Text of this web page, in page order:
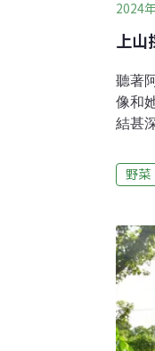
2024
上山
聽著
像和
結甚
起火
料理
流傳
下傳
者和
式，
自然
字，
野菜